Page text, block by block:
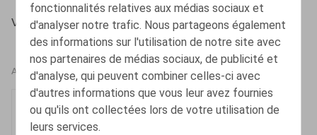
fonctionnalités relatives aux médias sociaux et
d'analyser notre trafic. Nous partageons également
des informations sur l'utilisation de notre site avec
nos partenaires de médias sociaux, de publicité et
d'analyse, qui peuvent combiner celles-ci avec
d'autres informations que vous leur avez fournies
ou qu'ils ont collectées lors de votre utilisation de
leurs services.
Vandeput, D., Oriëntatie, 2016, nr. 10, p. 302-306
AUTEURS
Dorien Vandeput